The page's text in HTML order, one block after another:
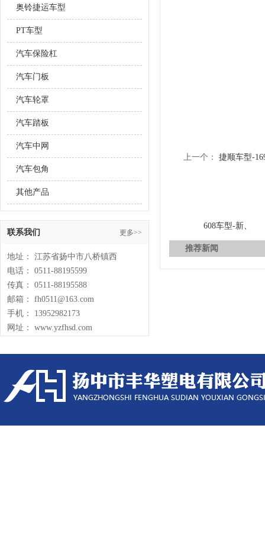
奥铃捷运车型
PT车型
汽车保险杠
汽车门板
汽车轮罩
汽车踏板
汽车中网
汽车包角
其他产品
联系我们 更多>>
地址： 江苏省扬中市八桥镇西
电话： 0511-88195599
传真： 0511-88195588
邮箱： fh0511@163.com
手机： 13952982173
网址： www.yzfhsd.com
上一个： 捷顺车型-
608车型-新、
推荐新闻